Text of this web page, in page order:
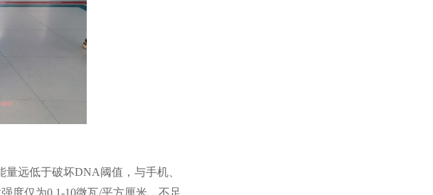
远低于破坏DNA阈值，与手机、
度仅为0.1-10微瓦/平方厘米，不足